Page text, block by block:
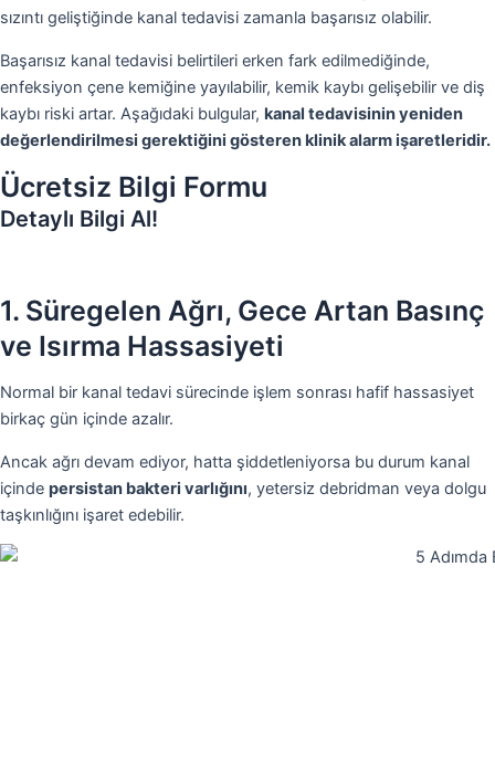
sızıntı geliştiğinde kanal tedavisi zamanla başarısız olabilir.
Başarısız kanal tedavisi belirtileri erken fark edilmediğinde,
enfeksiyon çene kemiğine yayılabilir, kemik kaybı gelişebilir ve diş
kaybı riski artar. Aşağıdaki bulgular, kanal tedavisinin yeniden
değerlendirilmesi gerektiğini gösteren klinik alarm işaretleridir.
Ücretsiz Bilgi Formu
Detaylı Bilgi Al!
1. Süregelen Ağrı, Gece Artan Basınç
ve Isırma Hassasiyeti
Normal bir kanal tedavi sürecinde işlem sonrası hafif hassasiyet
birkaç gün içinde azalır.
Ancak ağrı devam ediyor, hatta şiddetleniyorsa bu durum kanal
içinde persistan bakteri varlığını, yetersiz debridman veya dolgu
taşkınlığını işaret edebilir.